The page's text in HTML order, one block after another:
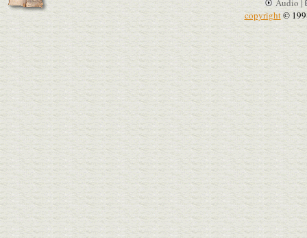
Audio |
copyright©